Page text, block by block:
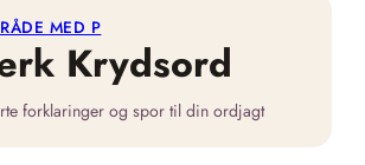
MED P
Krydsord
forklaringer og spor til din ordjagt